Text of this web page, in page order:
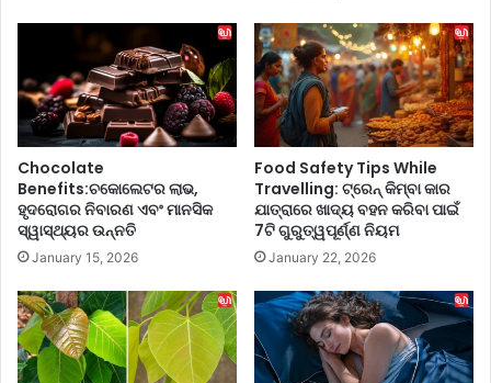
ଶ
ମ
ର
କ
ରି
ବ
।
ଶୁ
ନ
ଉ
ଲ୍ଲେ
ଖ
କ
ରା
ଯା
ଇ
,
ଆ
ପ
ଣ
Chocolate
Benefits:ଚକୋଲେଟର ଲାଭ,
ହୃଦରୋଗର ନିବାରଣ ଏବଂ ମାନସିକ
ସ୍ୱାସ୍ଥ୍ୟର ଉନ୍ନତି
January 15, 2026
Food Safety Tips While
Travelling: ଟ୍ରେନ୍ କିମ୍ବା କାର
ଯାତ୍ରାରେ ଖାଦ୍ୟ ବହନ କରିବା ପାଇଁ
7ଟି ଗୁରୁତ୍ୱପୂର୍ଣ୍ଣ ନିୟମ
January 22, 2026